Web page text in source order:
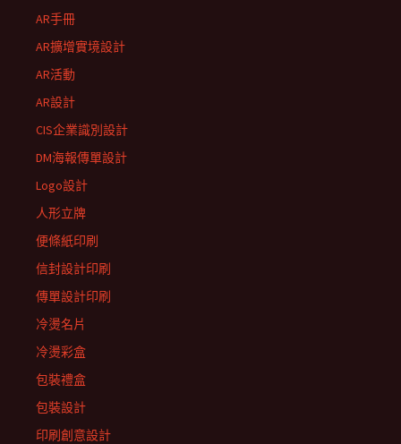
AR手冊
AR擴增實境設計
AR活動
AR設計
CIS企業識別設計
DM海報傳單設計
Logo設計
人形立牌
便條紙印刷
信封設計印刷
傳單設計印刷
冷燙名片
冷燙彩盒
包裝禮盒
包裝設計
印刷創意設計